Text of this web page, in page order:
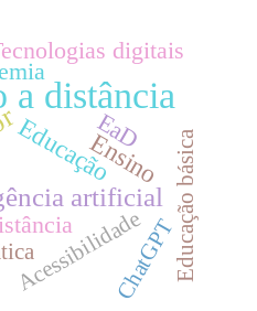
a distância
artificial
EducaçãoEnsino
EaD
digitais
Educação básica
AcessibilidadeChatGPT